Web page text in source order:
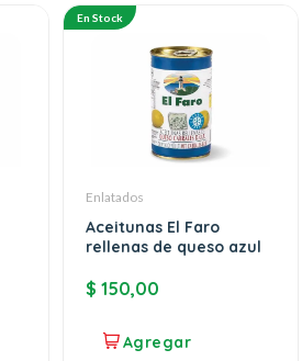
En Stock
Enlatados
Aceitunas El Faro
rellenas de queso azul
$ 150,00